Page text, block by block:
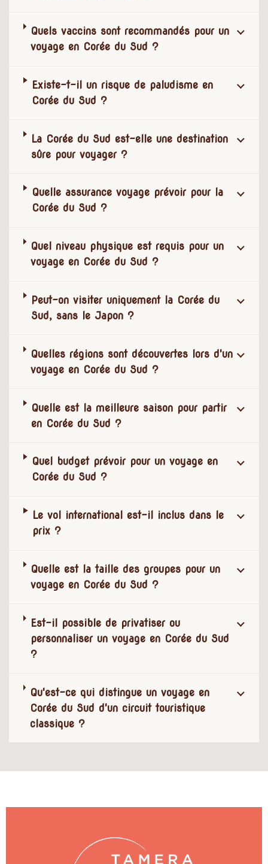
Quels vaccins sont recommandés pour un
voyage en Corée du Sud ?
Existe-t-il un risque de paludisme en
Corée du Sud ?
La Corée du Sud est-elle une destination
sûre pour voyager ?
Quelle assurance voyage prévoir pour la
Corée du Sud ?
Quel niveau physique est requis pour un
voyage en Corée du Sud ?
Peut-on visiter uniquement la Corée du
Sud, sans le Japon ?
Quelles régions sont découvertes lors d'un
voyage en Corée du Sud ?
Quelle est la meilleure saison pour partir
en Corée du Sud ?
Quel budget prévoir pour un voyage en
Corée du Sud ?
Le vol international est-il inclus dans le
prix ?
Quelle est la taille des groupes pour un
voyage en Corée du Sud ?
Est-il possible de privatiser ou
personnaliser un voyage en Corée du Sud
?
Qu'est-ce qui distingue un voyage en
Corée du Sud d'un circuit touristique
classique ?